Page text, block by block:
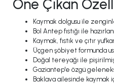
Öne Çıkan
Kaymak dolgusu ile
Bol Antep fıstığı ile
Kaymak, fıstık ve çıtır
Üçgen şöbiyet formunda
Doğal tereyağı ile
Gaziantep'e özgü
Baklava ailesinde kaymak